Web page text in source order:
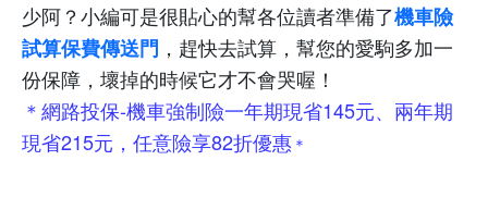
少阿？小編可是很貼心的幫各位讀者準備了機車險
試算保費傳送門 ，趕快去試算，幫您的愛駒多加一
份保障，壞掉的時候它才不會哭喔！
＊網路投保-機車強制險一年期現省145元、兩年期
現省215元，任意險享82折優惠 ＊